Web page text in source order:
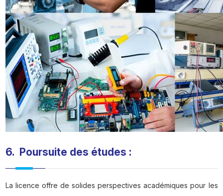
6. Poursuite des études :
La licence offre de solides perspectives académiques pour les